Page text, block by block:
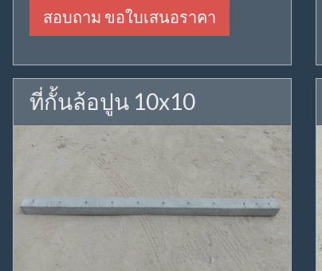
สอบถาม ขอใบเสนอราคา
ที่กั้นล้อปูน 10x10